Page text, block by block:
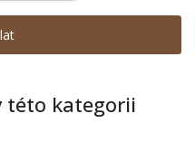
této kategorii